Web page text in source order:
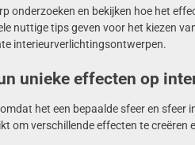
onderzoeken en bekijken hoe het
nuttige tips geven voor het kiezen
interieurverlichtingsontwerpen.
unieke effecten op
het een bepaalde sfeer en sfeer
om verschillende effecten te creëren